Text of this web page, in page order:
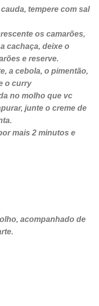
tempere com sal
os camarões,
cachaça, deixe o
e reserve.
a cebola, o pimentão,
o curry
no molho que vc
junte o creme de
mais 2 minutos e
acompanhado de